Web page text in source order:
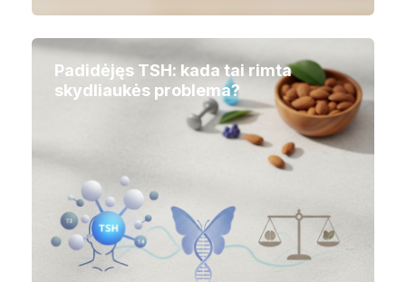
Padidėjęs TSH: kada tai rimta
skydliaukės problema?